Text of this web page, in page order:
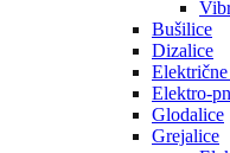
Bušilice
Dizalice
Elektro-
Glodalice
Grejalice